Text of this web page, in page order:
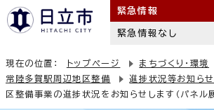
緊急情報
緊急情報なし
現在の位置： トップページ まちづくり・環境
常陸多賀駅周辺地区整備
進捗状況等お知らせ
区整備事業の進捗状況をお知らせします（パネル